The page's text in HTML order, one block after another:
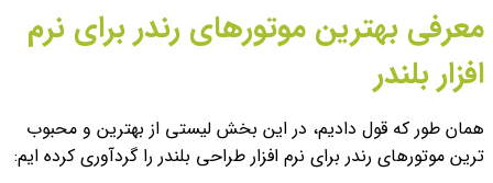
معرفی بهترین موتورهای رندر برای نرم
افزار بلندر
همان طور که قول دادیم، در این بخش لیستی از بهترین و محبوب
ترین موتورهای رندر برای نرم افزار طراحی بلندر را گردآوری کرده ایم: